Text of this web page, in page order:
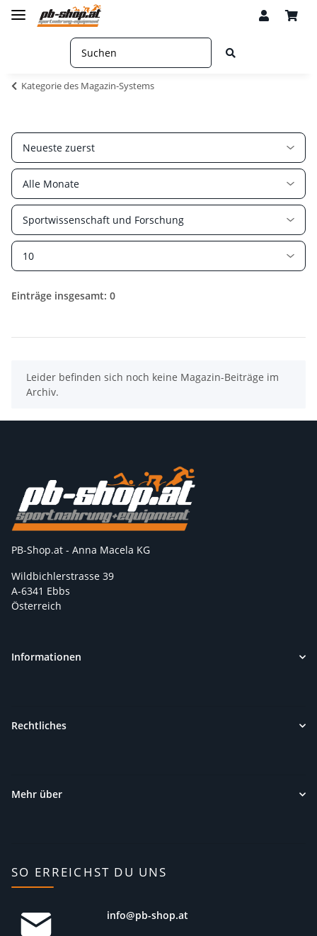
Kategorie des Magazin-Systems
Einträge insgesamt: 0
xLeider befinden sich noch keine Magazin-Beiträge im
Archiv.
PB-Shop.at - Anna Macela KG
Wildbichlerstrasse 39
A-6341 Ebbs
Österreich
Informationen
Rechtliches
Mehr über
SO ERREICHST DU UNS
info@pb-shop.at